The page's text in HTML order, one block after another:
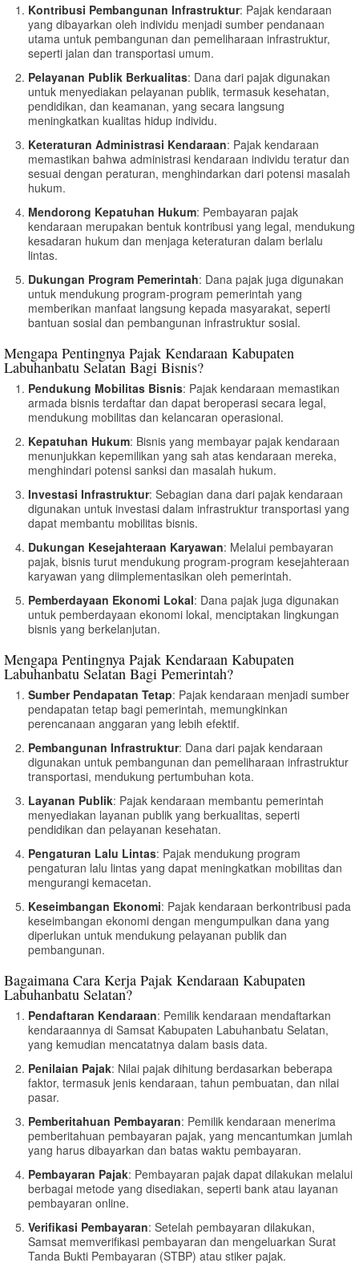
Kontribusi Pembangunan Infrastruktur: Pajak kendaraan
yang dibayarkan oleh individu menjadi sumber pendanaan
utama untuk pembangunan dan pemeliharaan infrastruktur,
seperti jalan dan transportasi umum.
Pelayanan Publik Berkualitas: Dana dari pajak digunakan
untuk menyediakan pelayanan publik, termasuk kesehatan,
pendidikan, dan keamanan, yang secara langsung
meningkatkan kualitas hidup individu.
Keteraturan Administrasi Kendaraan: Pajak kendaraan
memastikan bahwa administrasi kendaraan individu teratur dan
sesuai dengan peraturan, menghindarkan dari potensi masalah
hukum.
Mendorong Kepatuhan Hukum: Pembayaran pajak
kendaraan merupakan bentuk kontribusi yang legal, mendukung
kesadaran hukum dan menjaga keteraturan dalam berlalu
lintas.
Dukungan Program Pemerintah: Dana pajak juga digunakan
untuk mendukung program-program pemerintah yang
memberikan manfaat langsung kepada masyarakat, seperti
bantuan sosial dan pembangunan infrastruktur sosial.
Mengapa Pentingnya Pajak Kendaraan Kabupaten
Labuhanbatu Selatan Bagi Bisnis?
Pendukung Mobilitas Bisnis: Pajak kendaraan memastikan
armada bisnis terdaftar dan dapat beroperasi secara legal,
mendukung mobilitas dan kelancaran operasional.
Kepatuhan Hukum: Bisnis yang membayar pajak kendaraan
menunjukkan kepemilikan yang sah atas kendaraan mereka,
menghindari potensi sanksi dan masalah hukum.
Investasi Infrastruktur: Sebagian dana dari pajak kendaraan
digunakan untuk investasi dalam infrastruktur transportasi yang
dapat membantu mobilitas bisnis.
Dukungan Kesejahteraan Karyawan: Melalui pembayaran
pajak, bisnis turut mendukung program-program kesejahteraan
karyawan yang diimplementasikan oleh pemerintah.
Pemberdayaan Ekonomi Lokal: Dana pajak juga digunakan
untuk pemberdayaan ekonomi lokal, menciptakan lingkungan
bisnis yang berkelanjutan.
Mengapa Pentingnya Pajak Kendaraan Kabupaten
Labuhanbatu Selatan Bagi Pemerintah?
Sumber Pendapatan Tetap: Pajak kendaraan menjadi sumber
pendapatan tetap bagi pemerintah, memungkinkan
perencanaan anggaran yang lebih efektif.
Pembangunan Infrastruktur: Dana dari pajak kendaraan
digunakan untuk pembangunan dan pemeliharaan infrastruktur
transportasi, mendukung pertumbuhan kota.
Layanan Publik: Pajak kendaraan membantu pemerintah
menyediakan layanan publik yang berkualitas, seperti
pendidikan dan pelayanan kesehatan.
Pengaturan Lalu Lintas: Pajak mendukung program
pengaturan lalu lintas yang dapat meningkatkan mobilitas dan
mengurangi kemacetan.
Keseimbangan Ekonomi: Pajak kendaraan berkontribusi pada
keseimbangan ekonomi dengan mengumpulkan dana yang
diperlukan untuk mendukung pelayanan publik dan
pembangunan.
Bagaimana Cara Kerja Pajak Kendaraan Kabupaten
Labuhanbatu Selatan?
Pendaftaran Kendaraan: Pemilik kendaraan mendaftarkan
kendaraannya di Samsat Kabupaten Labuhanbatu Selatan,
yang kemudian mencatatnya dalam basis data.
Penilaian Pajak: Nilai pajak dihitung berdasarkan beberapa
faktor, termasuk jenis kendaraan, tahun pembuatan, dan nilai
pasar.
Pemberitahuan Pembayaran: Pemilik kendaraan menerima
pemberitahuan pembayaran pajak, yang mencantumkan jumlah
yang harus dibayarkan dan batas waktu pembayaran.
Pembayaran Pajak: Pembayaran pajak dapat dilakukan melalui
berbagai metode yang disediakan, seperti bank atau layanan
pembayaran online.
Verifikasi Pembayaran: Setelah pembayaran dilakukan,
Samsat memverifikasi pembayaran dan mengeluarkan Surat
Tanda Bukti Pembayaran (STBP) atau stiker pajak.